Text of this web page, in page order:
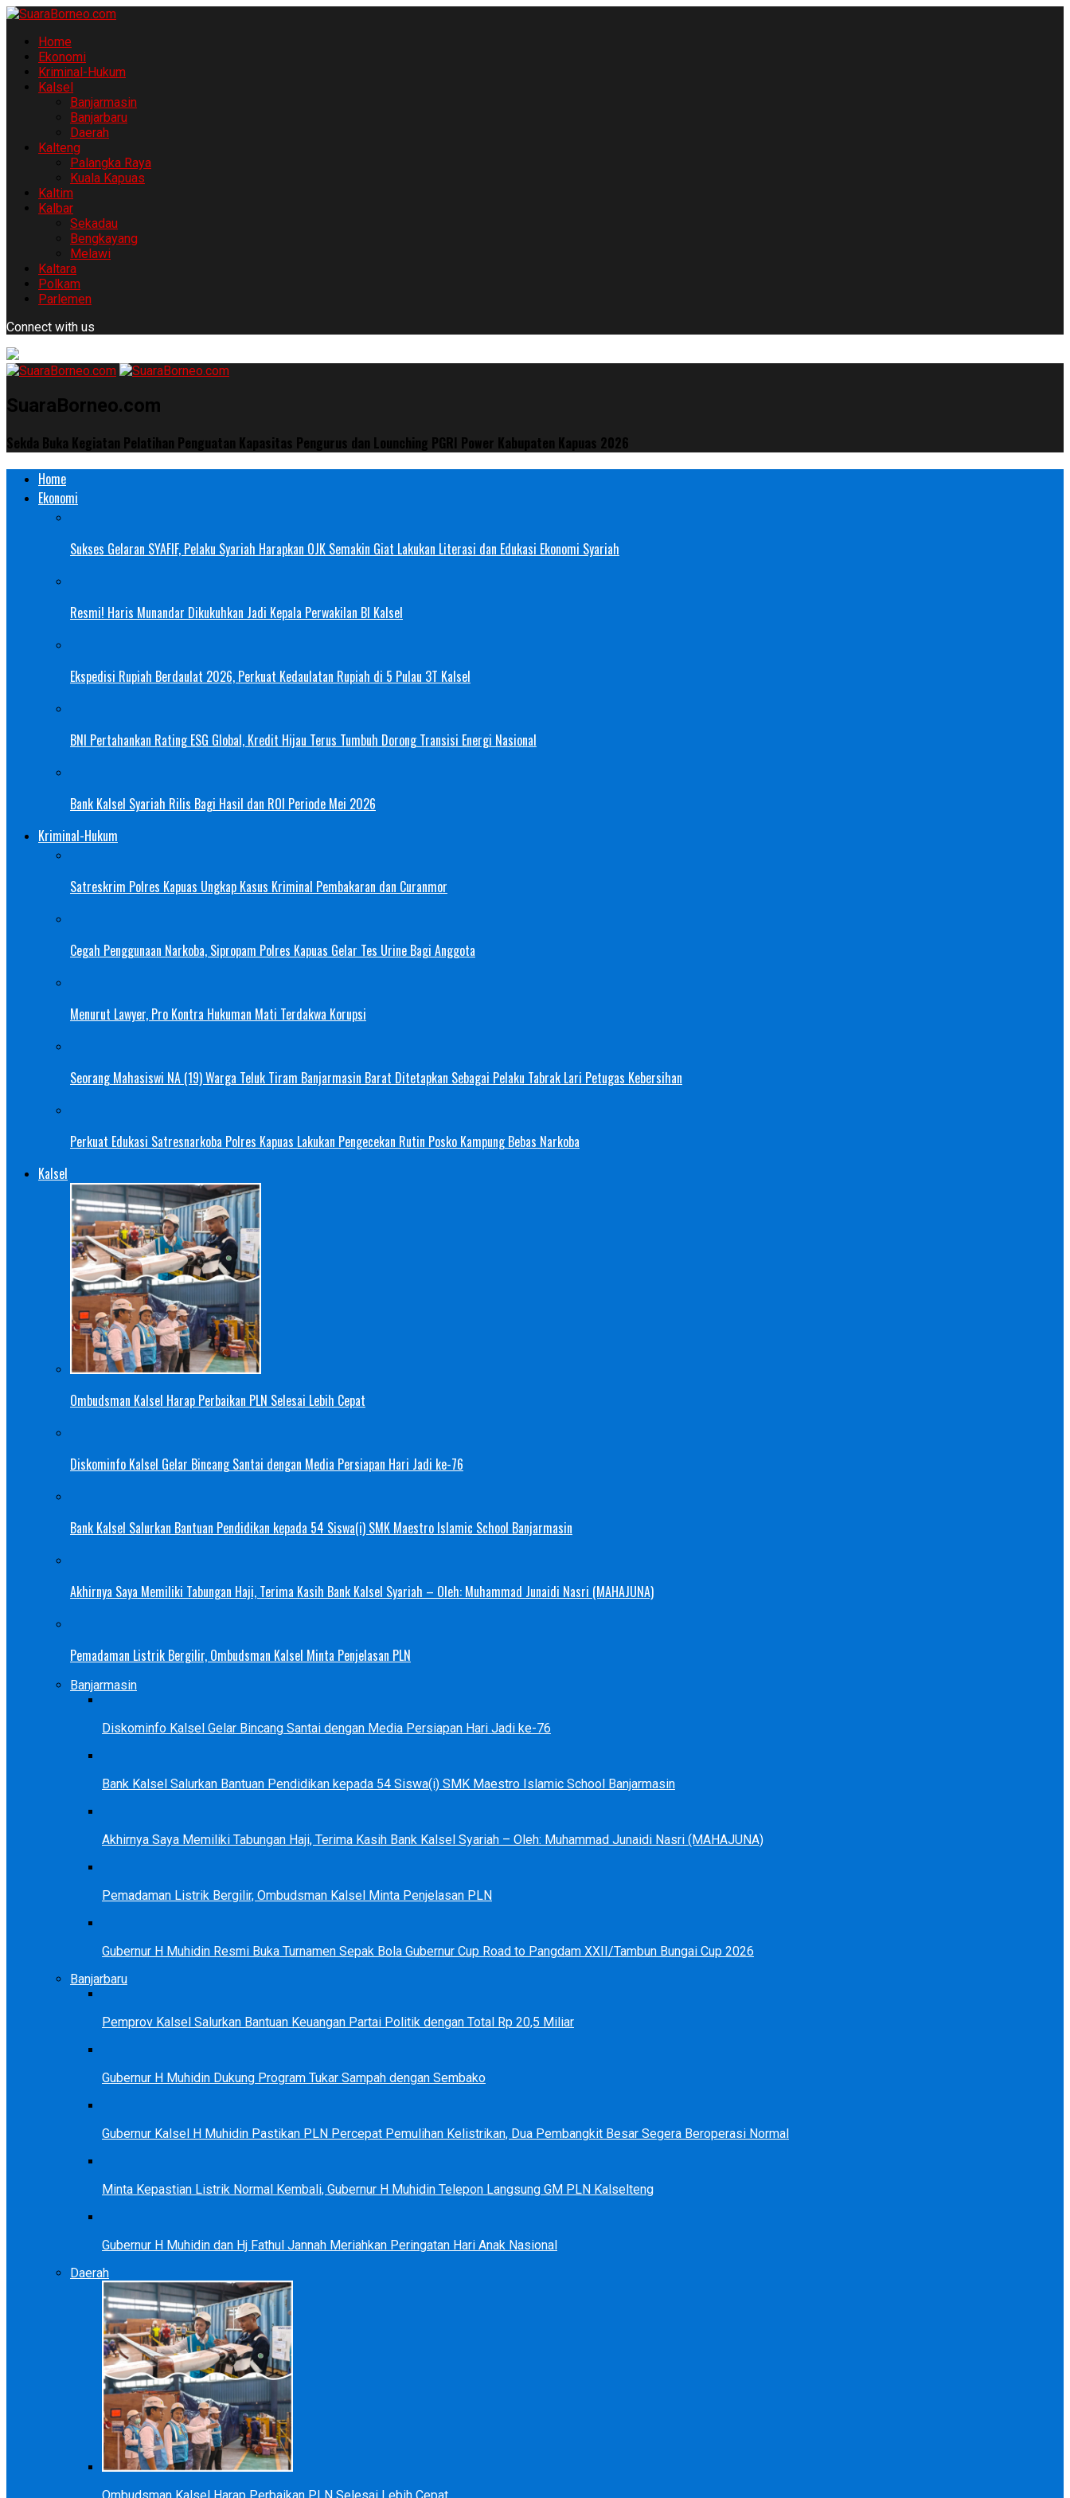
Home
Ekonomi
Kriminal-Hukum
Kalsel
Banjarmasin
Banjarbaru
Daerah
Kalteng
Palangka Raya
Kuala Kapuas
Kaltim
Kalbar
Sekadau
Bengkayang
Melawi
Kaltara
Polkam
Parlemen
Connect with us
SuaraBorneo.com
Sekda Buka Kegiatan Pelatihan Penguatan Kapasitas Pengurus dan Lounching PGRI Power Kabupaten Kapuas 2026
Home
Ekonomi
Sukses Gelaran SYAFIF, Pelaku Syariah Harapkan OJK Semakin Giat Lakukan Literasi dan Edukasi Ekonomi Syariah
Resmi! Haris Munandar Dikukuhkan Jadi Kepala Perwakilan BI Kalsel
Ekspedisi Rupiah Berdaulat 2026, Perkuat Kedaulatan Rupiah di 5 Pulau 3T Kalsel
BNI Pertahankan Rating ESG Global, Kredit Hijau Terus Tumbuh Dorong Transisi Energi Nasional
Bank Kalsel Syariah Rilis Bagi Hasil dan ROI Periode Mei 2026
Kriminal-Hukum
Satreskrim Polres Kapuas Ungkap Kasus Kriminal Pembakaran dan Curanmor
Cegah Penggunaan Narkoba, Sipropam Polres Kapuas Gelar Tes Urine Bagi Anggota
Menurut Lawyer, Pro Kontra Hukuman Mati Terdakwa Korupsi
Seorang Mahasiswi NA (19) Warga Teluk Tiram Banjarmasin Barat Ditetapkan Sebagai Pelaku Tabrak Lari Petugas Kebersihan
Perkuat Edukasi Satresnarkoba Polres Kapuas Lakukan Pengecekan Rutin Posko Kampung Bebas Narkoba
Kalsel
Ombudsman Kalsel Harap Perbaikan PLN Selesai Lebih Cepat
Diskominfo Kalsel Gelar Bincang Santai dengan Media Persiapan Hari Jadi ke-76
Bank Kalsel Salurkan Bantuan Pendidikan kepada 54 Siswa(i) SMK Maestro Islamic School Banjarmasin
Akhirnya Saya Memiliki Tabungan Haji, Terima Kasih Bank Kalsel Syariah – Oleh: Muhammad Junaidi Nasri (MAHAJUNA)
Pemadaman Listrik Bergilir, Ombudsman Kalsel Minta Penjelasan PLN
Banjarmasin
Diskominfo Kalsel Gelar Bincang Santai dengan Media Persiapan Hari Jadi ke-76
Bank Kalsel Salurkan Bantuan Pendidikan kepada 54 Siswa(i) SMK Maestro Islamic School Banjarmasin
Akhirnya Saya Memiliki Tabungan Haji, Terima Kasih Bank Kalsel Syariah – Oleh: Muhammad Junaidi Nasri (MAHAJUNA)
Pemadaman Listrik Bergilir, Ombudsman Kalsel Minta Penjelasan PLN
Gubernur H Muhidin Resmi Buka Turnamen Sepak Bola Gubernur Cup Road to Pangdam XXII/Tambun Bungai Cup 2026
Banjarbaru
Pemprov Kalsel Salurkan Bantuan Keuangan Partai Politik dengan Total Rp 20,5 Miliar
Gubernur H Muhidin Dukung Program Tukar Sampah dengan Sembako
Gubernur Kalsel H Muhidin Pastikan PLN Percepat Pemulihan Kelistrikan, Dua Pembangkit Besar Segera Beroperasi Normal
Minta Kepastian Listrik Normal Kembali, Gubernur H Muhidin Telepon Langsung GM PLN Kalselteng
Gubernur H Muhidin dan Hj Fathul Jannah Meriahkan Peringatan Hari Anak Nasional
Daerah